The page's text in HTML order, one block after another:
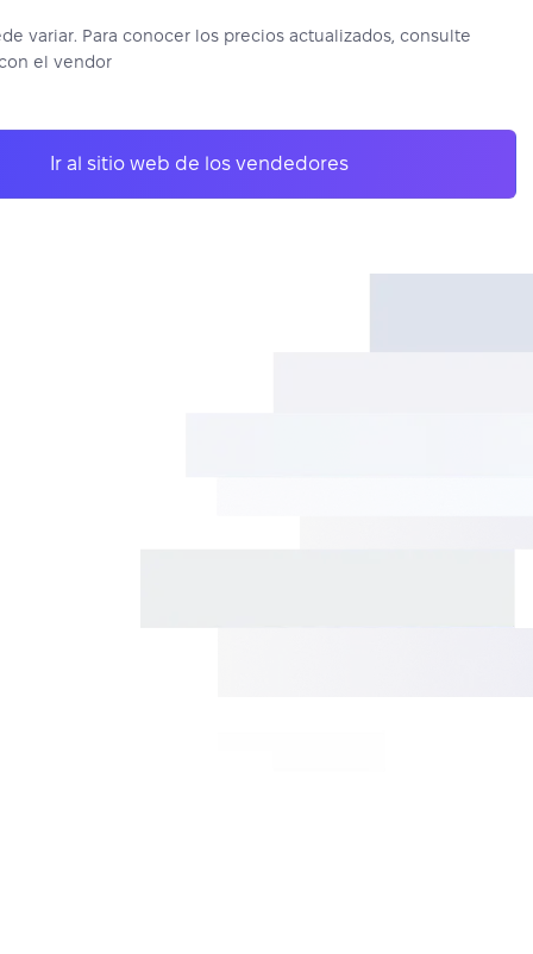
variar. Para conocer los precios actualizados, consulte
el vendor
Ir al sitio web de los vendedores